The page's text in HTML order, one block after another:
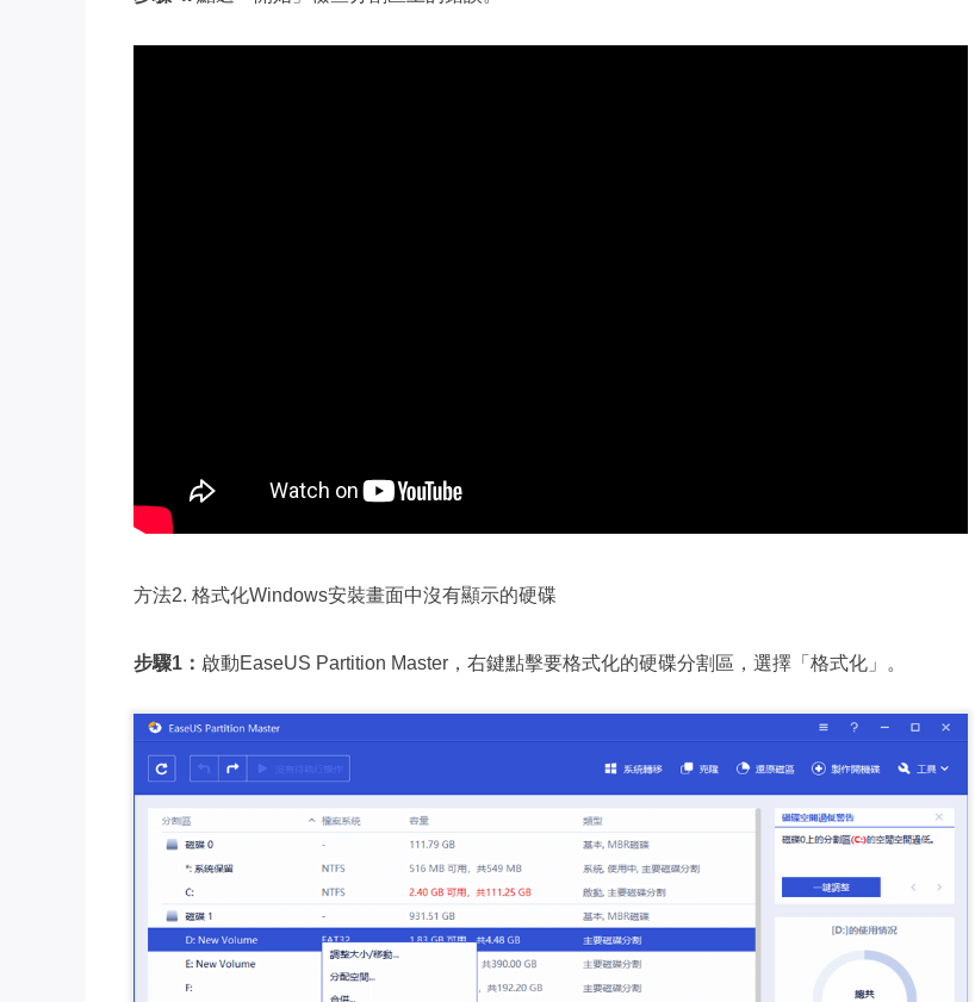
方法2. 格式化Windows安裝畫面中沒有顯示的硬碟
步驟1： 啟動EaseUS Partition Master，右鍵點擊要格式化的硬碟分割區，選擇「格式化」。